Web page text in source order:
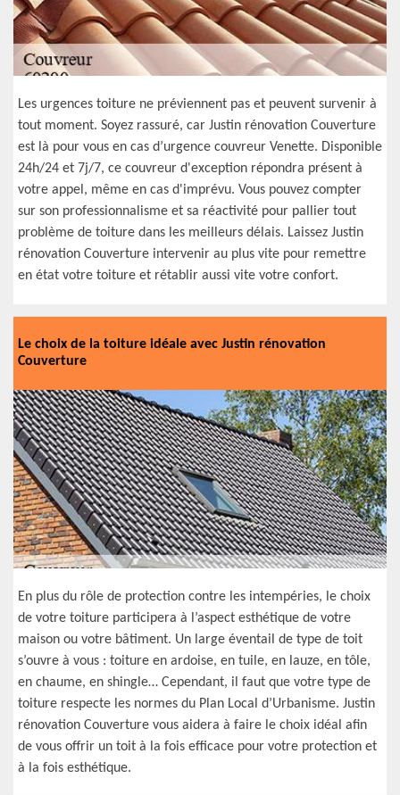
Les urgences toiture ne préviennent pas et peuvent survenir à
tout moment. Soyez rassuré, car Justin rénovation Couverture
est là pour vous en cas d’urgence couvreur Venette. Disponible
24h/24 et 7j/7, ce couvreur d'exception répondra présent à
votre appel, même en cas d'imprévu. Vous pouvez compter
sur son professionnalisme et sa réactivité pour pallier tout
problème de toiture dans les meilleurs délais. Laissez Justin
rénovation Couverture intervenir au plus vite pour remettre
en état votre toiture et rétablir aussi vite votre confort.
Le choix de la toiture idéale avec Justin rénovation
Couverture
En plus du rôle de protection contre les intempéries, le choix
de votre toiture participera à l’aspect esthétique de votre
maison ou votre bâtiment. Un large éventail de type de toit
s’ouvre à vous : toiture en ardoise, en tuile, en lauze, en tôle,
en chaume, en shingle… Cependant, il faut que votre type de
toiture respecte les normes du Plan Local d’Urbanisme. Justin
rénovation Couverture vous aidera à faire le choix idéal afin
de vous offrir un toit à la fois efficace pour votre protection et
à la fois esthétique.